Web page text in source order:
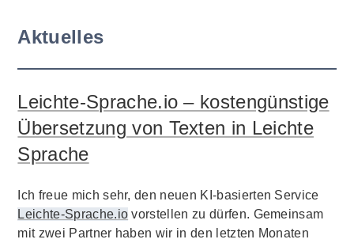
Aktuelles
Leichte-Sprache.io – kostengünstige
Übersetzung von Texten in Leichte
Sprache
Ich freue mich sehr, den neuen KI-basierten Service
Leichte-Sprache.io vorstellen zu dürfen. Gemeinsam
mit zwei Partner haben wir in den letzten Monaten